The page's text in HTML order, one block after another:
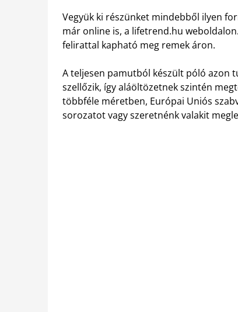
Vegyük ki részünket mindebből ilyen
már online is, a lifetrend.hu
felirattal kapható meg remek áron.
A teljesen pamutból készült póló azon
szellőzik, így aláöltözetnek szintén
többféle méretben, Európai Uniós
sorozatot vagy szeretnénk valakit